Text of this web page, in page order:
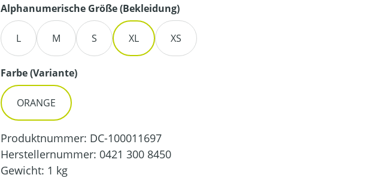
Alphanumerische Größe (Bekleidung)auswählen
L M S XL XS
Farbe (Variante)auswählen
ORANGE
Produktnummer: DC-100011697
Herstellernummer: 0421 300 8450
Gewicht: 1 kg